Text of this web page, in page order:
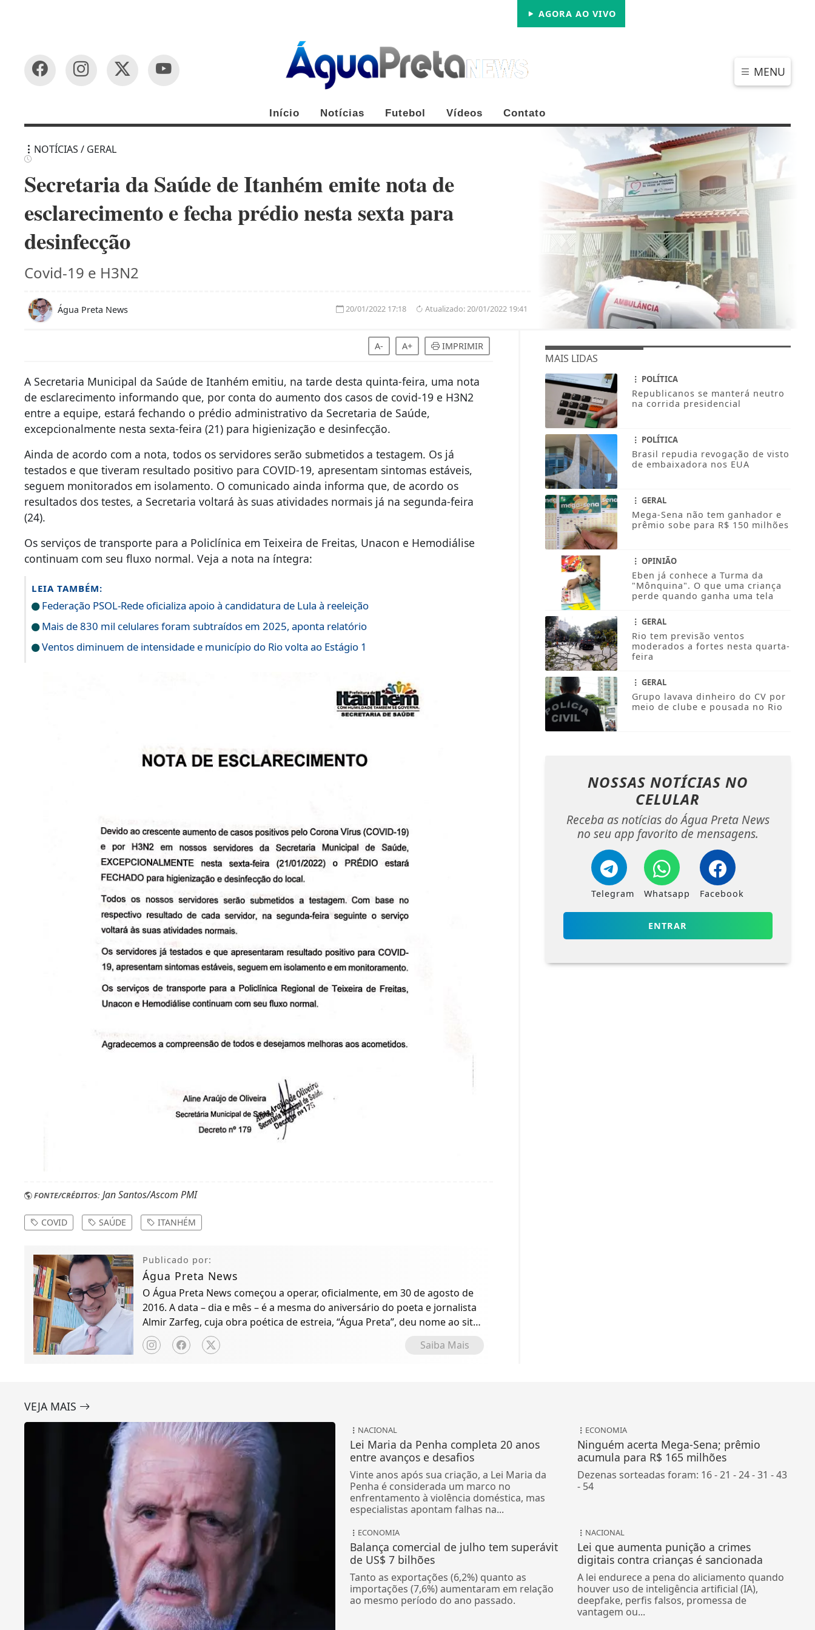
AGORA AO VIVO
MENU
Início Notícias Futebol Vídeos Contato
NOTÍCIAS / GERAL
Secretaria da Saúde de Itanhém emite nota de
esclarecimento e fecha prédio nesta sexta para
desinfecção
Covid-19 e H3N2
Água Preta News Atualizado:20/01/2022 19:41
20/01/2022 17:18
A- A+ IMPRIMIR
A Secretaria Municipal da Saúde de Itanhém emitiu, na tarde desta quinta-feira, uma nota
de esclarecimento informando que, por conta do aumento dos casos de covid-19 e H3N2
entre a equipe, estará fechando o prédio administrativo da Secretaria de Saúde,
excepcionalmente nesta sexta-feira (21) para higienização e desinfecção.
Ainda de acordo com a nota, todos os servidores serão submetidos a testagem. Os já
testados e que tiveram resultado positivo para COVID-19, apresentam sintomas estáveis,
seguem monitorados em isolamento. O comunicado ainda informa que, de acordo os
resultados dos testes, a Secretaria voltará às suas atividades normais já na segunda-feira
(24).
Os serviços de transporte para a Policlínica em Teixeira de Freitas, Unacon e Hemodiálise
continuam com seu fluxo normal. Veja a nota na íntegra:
LEIA TAMBÉM:
Federação PSOL-Rede oficializa apoio à candidatura de Lula à reeleição
Mais de 830 mil celulares foram subtraídos em 2025, aponta relatório
Ventos diminuem de intensidade e município do Rio volta ao Estágio 1
FONTE/CRÉDITOS: Jan Santos/Ascom PMI
COVID SAÚDE ITANHÉM
Publicado por:
Água Preta News
O Água Preta News começou a operar, oficialmente, em 30 de agosto de
2016. A data – dia e mês – é a mesma do aniversário do poeta e jornalista
Almir Zarfeg, cuja obra poética de estreia, “Água Preta”, deu nome ao site
de notícias e entretenimento.
Saiba Mais
MAIS LIDAS
POLÍTICA
Republicanos se manterá neutro
na corrida presidencial
POLÍTICA
Brasil repudia revogação de visto
de embaixadora nos EUA
GERAL
Mega-Sena não tem ganhador e
prêmio sobe para R$ 150 milhões
OPINIÃO
Eben já conhece a Turma da
"Mônquina". O que uma criança
perde quando ganha uma tela
GERAL
Rio tem previsão ventos
moderados a fortes nesta quarta-
feira
GERAL
Grupo lavava dinheiro do CV por
meio de clube e pousada no Rio
NOSSAS NOTÍCIAS NO
CELULAR
Receba as notícias do Água Preta News
no seu app favorito de mensagens.
Telegram Whatsapp Facebook
ENTRAR
VEJA MAIS
NACIONAL
Lei Maria da Penha completa 20 anos
entre avanços e desafios
Vinte anos após sua criação, a Lei Maria da
Penha é considerada um marco no
enfrentamento à violência doméstica, mas
especialistas apontam falhas na...
ECONOMIA
Ninguém acerta Mega-Sena; prêmio
acumula para R$ 165 milhões
Dezenas sorteadas foram: 16 - 21 - 24 - 31 - 43
- 54
ECONOMIA
Balança comercial de julho tem superávit
de US$ 7 bilhões
Tanto as exportações (6,2%) quanto as
importações (7,6%) aumentaram em relação
ao mesmo período do ano passado.
NACIONAL
Lei que aumenta punição a crimes
digitais contra crianças é sancionada
A lei endurece a pena do aliciamento quando
houver uso de inteligência artificial (IA),
deepfake, perfis falsos, promessa de
vantagem ou...